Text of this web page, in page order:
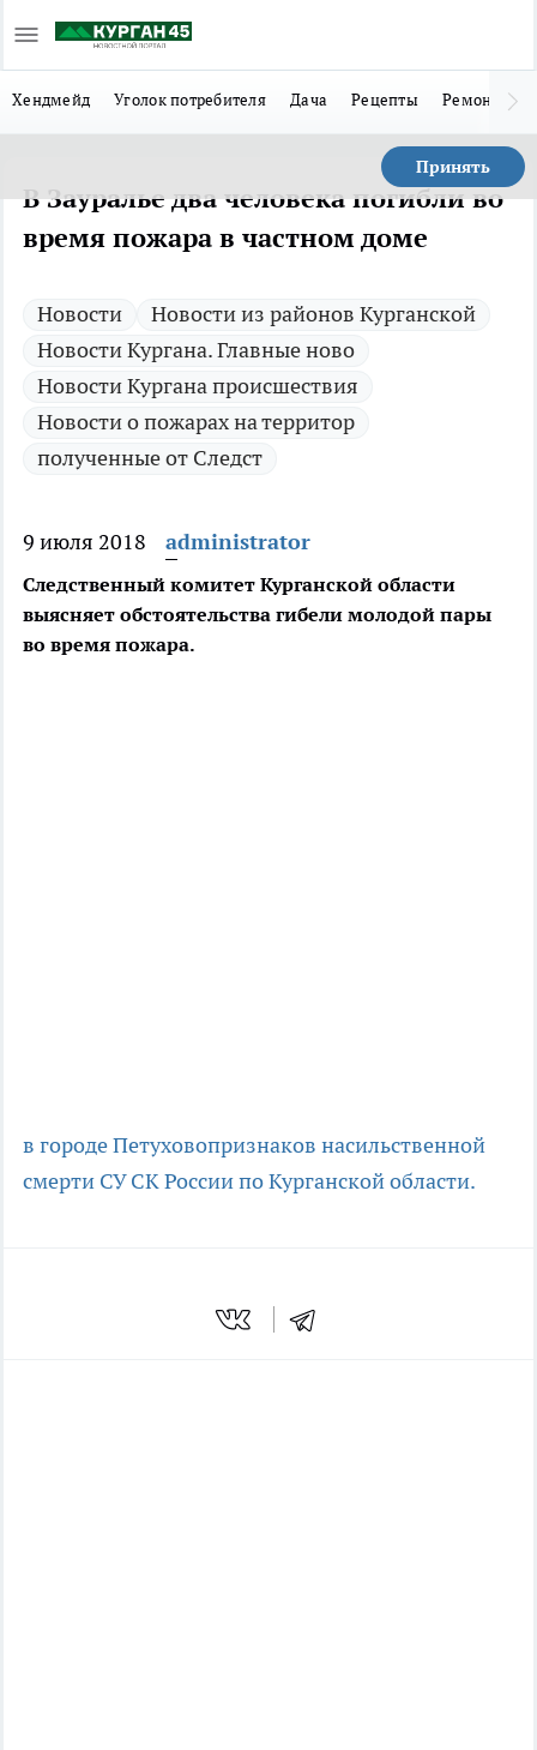
Хендмейд Уголок потребителя Дача Рецепты Ремонт
Принять
В Зауралье два человека погибли во
время пожара в частном доме
Новости
Новости из районов Курганской
Новости Кургана. Главные ново
Новости Кургана происшествия
Новости о пожарах на территор
полученные от Следст
9 июля 2018 administrator
Следственный комитет Курганской области
выясняет обстоятельства гибели молодой пары
во время пожара.
в городе Петуховопризнаков насильственной
смерти СУ СК России по Курганской области.